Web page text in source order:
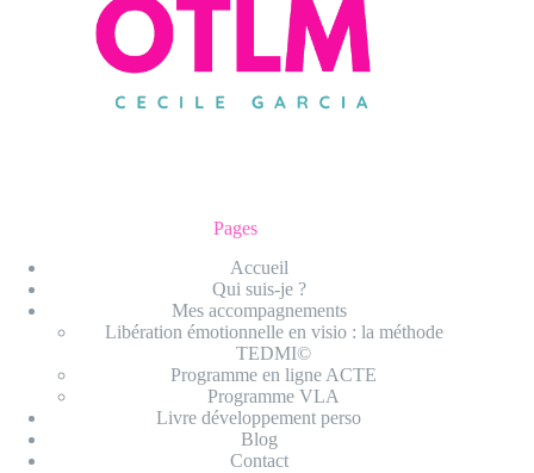
Pages
Accueil
Qui suis-je ?
Mes accompagnements
Libération émotionnelle en visio : la méthode
TEDMI©
Programme en ligne ACTE
Programme VLA
Livre développement perso
Blog
Contact